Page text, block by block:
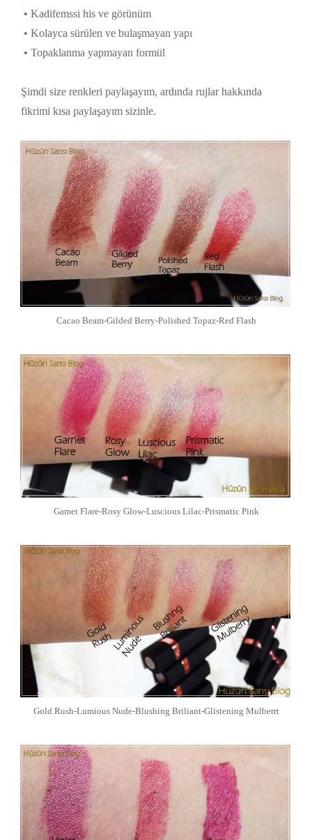
• Kadifemssi his ve görünüm
• Kolayca sürülen ve bulaşmayan yapı
• Topaklanma yapmayan formül
Şimdi size renkleri paylaşayım, ardında rujlar hakkında
fikrimi kısa paylaşayım sizinle.
Cacao Beam-Gilded Berry-Polished Topaz-Red Flash
Gamet Flare-Rosy Glow-Luscious Lilac-Prismatic Pink
Gold Rush-Lumious Nude-Blushing Briliant-Glistening Mulberrt